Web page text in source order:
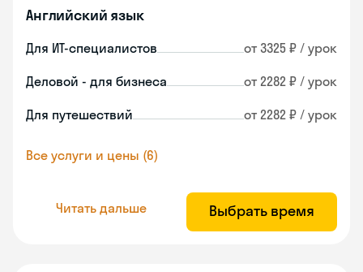
Английский язык
Для ИТ-специалистов от 3325 ₽ / урок
Деловой - для бизнеса от 2282 ₽ / урок
Для путешествий от 2282 ₽ / урок
Все услуги и цены (6)
Читать дальше Выбрать время